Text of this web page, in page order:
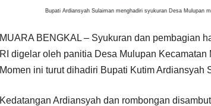
a
s
Bupati Ardiansyah Sulaiman menghadiri syukuran Desa Mulupan
MUARA BENGKAL – Syukuran dan pembagian
RI digelar oleh panitia Desa Mulupan
Momen ini turut dihadiri Bupati Kutim Ardiansyah
Kedatangan Ardiansyah dan rombongan